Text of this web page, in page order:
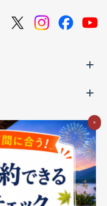
クセシビリティの取り組み
ポータル
Cookieポリシー
ュリティ基本方針
×